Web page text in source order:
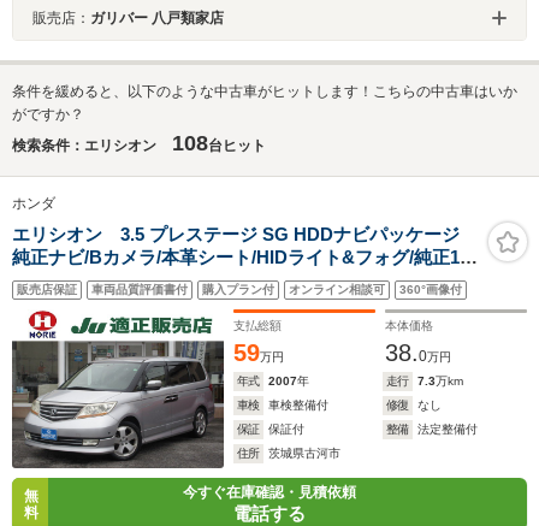
販売店： ガリバー 八戸類家店
条件を緩めると、以下のような中古車がヒットします！こちらの中古車はいか
がですか？
検索条件：エリシオン
108台ヒット
ホンダ
エリシオン 3.5 プレステージ SG HDDナビパッケージ
純正ナビ/Bカメラ/本革シート/HIDライト&フォグ/純正18
アルミ/クルコン/両側電動ドア/電動シート/純正18アルミ/
音楽録音/スマートキー/スイッチ付革巻ハンドル/3
列/DVD/録音
販売店保証 車両品質評価書付 購入プラン付 オンライン相談可 360°画像付
支払総額
59万円
本体価格
38.0万円
年式
2007年 走行 7.3万km
車検
車検整備付 修復
なし
保証
保証付 整備
法定整備付
住所
茨城県古河市
無
料
今すぐ在庫確認・見積依頼
電話する